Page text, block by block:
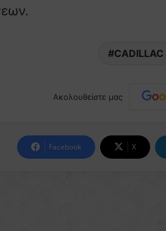
CADILLAC
Ακολουθείστε μας
Facebook X